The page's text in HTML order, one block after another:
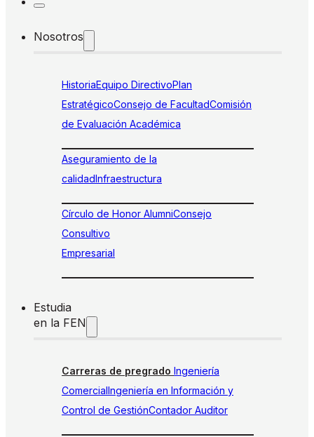
Nosotros
HistoriaEquipo DirectivoPlan
EstratégicoConsejo de FacultadComisión
de Evaluación Académica
Aseguramiento de la
calidadInfraestructura
Círculo de Honor AlumniConsejo
Consultivo
Empresarial
Estudia
en la FEN
Carreras de pregrado Ingeniería
ComercialIngeniería en Información y
Control de GestiónContador Auditor